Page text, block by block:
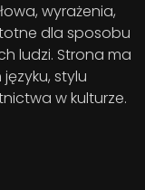
wyrażenia,
dla sposobu
ludzi. Strona ma
stylu
w kulturze.